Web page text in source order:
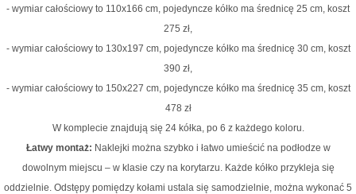
- wymiar całościowy to 110x166 cm, pojedyncze kółko ma średnicę 25 cm, koszt
275 zł,
- wymiar całościowy to 130x197 cm, pojedyncze kółko ma średnicę 30 cm, koszt
390 zł,
- wymiar całościowy to 150x227 cm, pojedyncze kółko ma średnicę 35 cm, koszt
478 zł
W komplecie znajdują się 24 kółka, po 6 z każdego koloru.
Łatwy montaż: Naklejki można szybko i łatwo umieścić na podłodze w
dowolnym miejscu – w klasie czy na korytarzu. Każde kółko przykleja się
oddzielnie. Odstępy pomiędzy kołami ustala się samodzielnie, można wykonać 5